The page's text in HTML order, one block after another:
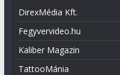
DirexMédia Kft.
Fegyvervideo.hu
Kaliber Magazin
TattooMánia